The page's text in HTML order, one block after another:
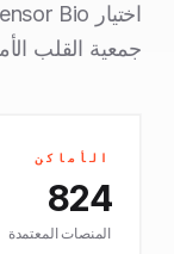
جمعية القلب
الأماكن
824
المنصات المعتمدة